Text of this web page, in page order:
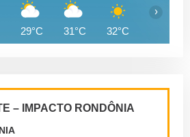
29°C 31°C 32°C
›
– IMPACTO RONDÔNIA